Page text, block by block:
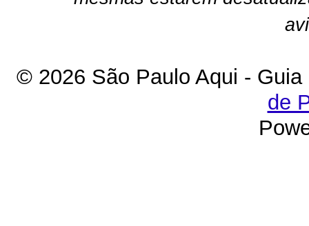
© 2026 São Paulo Aqui -
de